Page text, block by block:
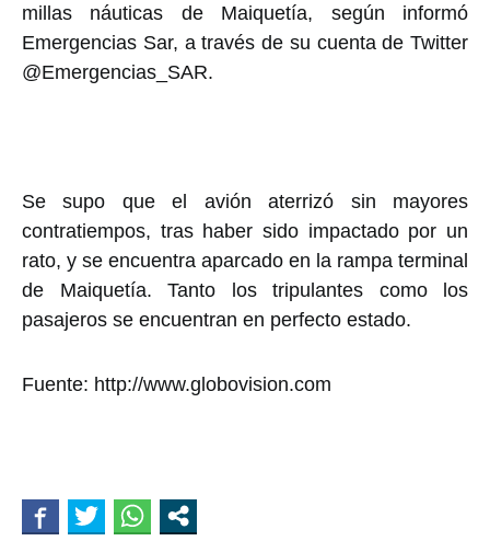
millas náuticas de Maiquetía, según informó
Emergencias Sar, a través de su cuenta de Twitter
@Emergencias_SAR.
Se supo que el avión aterrizó sin mayores
contratiempos, tras haber sido impactado por un
rato, y se encuentra aparcado en la rampa terminal
de Maiquetía. Tanto los tripulantes como los
pasajeros se encuentran en perfecto estado.
Fuente: http://www.globovision.com